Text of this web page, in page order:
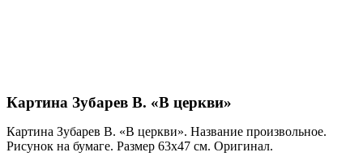
Картина Зубарев В. «В церкви»
Картина Зубарев В. «В церкви». Название произвольное.
Рисунок на бумаге. Размер 63х47 см. Оригинал.